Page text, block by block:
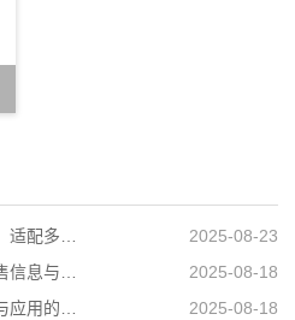
高低温试验箱功率多少解析：适配多场景的高效能耗方案
2025-08-23
小型高低温试验箱，最新出售信息与上海柏毅公司产品介绍
2025-08-18
大型高低温试验箱——性能与应用的极致展现
2025-08-18